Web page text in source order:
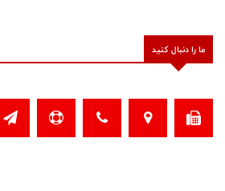
ما را دنبال کنید